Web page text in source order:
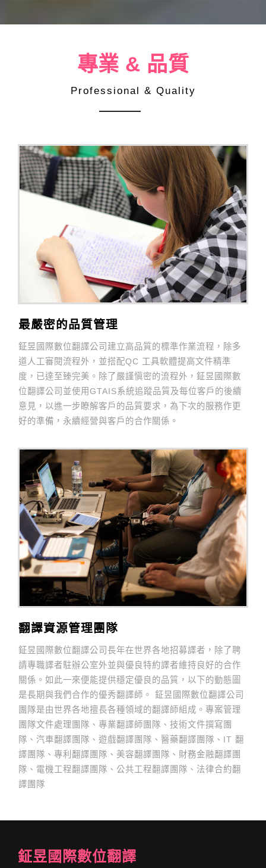
專業 & 品質
Professional & Quality
最嚴密的品質管理
鉦昱國際數位翻譯公司建立高品質的標準作業流程，除多
道人工審閱流程外，並搭配QC 工具軟體提高文件精準
度，已達至臻完美。除了嚴謹愼密的流程外，鉦昱國際數
位翻譯公司並使用GTAIS系統追蹤品質及每位客戶的後續
意見，以進一步瞭解客戶的品質要求，為下次的服務作更
好的準備，永續經營與客戶的合作關係。
翻譯資源管理團隊
鉦昱國際數位翻譯公司長年在世界各地招募譯者，除了聘
請專職譯者駐辦公室外並與優良特約譯者維持良好的合作
關係。如此一來便能提供穩定優良的品質，以下的動態圖
是長期與我們合作的優秀翻譯師。 鉦昱國際數位翻譯公司
團隊是由世界各地擅長各種領域的翻譯師組成。專案管理
團隊文件處理團隊、專業翻譯師團隊、技術文件撰寫團
隊、汽車翻譯團隊、遊戲翻譯團隊、醫藥翻譯團隊、IT 翻
譯團隊、專利翻譯團隊、美容翻譯團隊、財務金融翻譯團
隊、電機工程翻譯團隊、公共工程翻譯團隊、法律合約翻
譯團隊
鉦昱國際數位翻譯